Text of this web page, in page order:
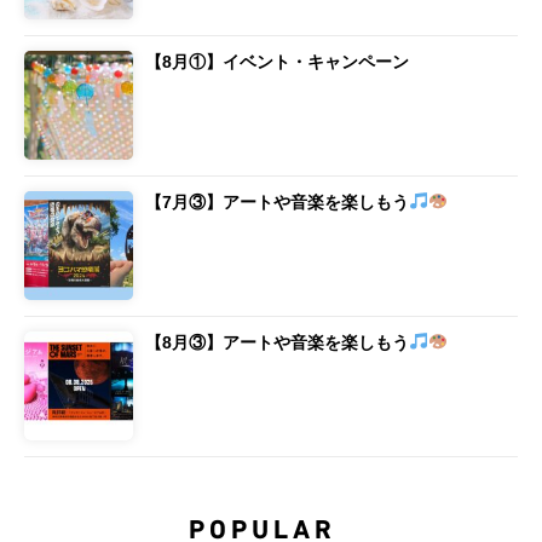
【8月①】イベント・キャンペーン
【7月③】アートや音楽を楽しもう
【8月③】アートや音楽を楽しもう
POPULAR